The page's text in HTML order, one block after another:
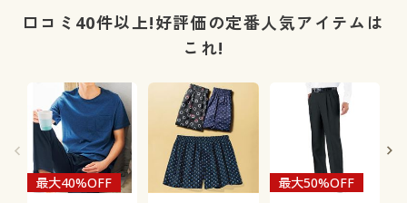
き
口コミ40件以上!好評価の定番人気アイテムは
これ!
最大40%OFF 最大50%OFF